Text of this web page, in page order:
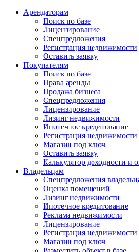
Арендаторам
Поиск по базе
Лицензирование
Спецпредложения
Регистрация недвижимости
Оставить заявку
Покупателям
Поиск по базе
Права аренды
Продажа бизнеса
Спецпредложения
Лицензирование
Лизинг недвижимости
Ипотечное кредитование
Регистрация недвижимости
Магазин под ключ
Оставить заявку
Калькулятор доходности и
Владельцам
Спецпредложения
Оценка помещений
Лизинг недвижимости
Ипотечное кредитование
Реклама недвижимости
Лицензирование
Регистрация недвижимости
Магазин под ключ
Разместить объект в базе